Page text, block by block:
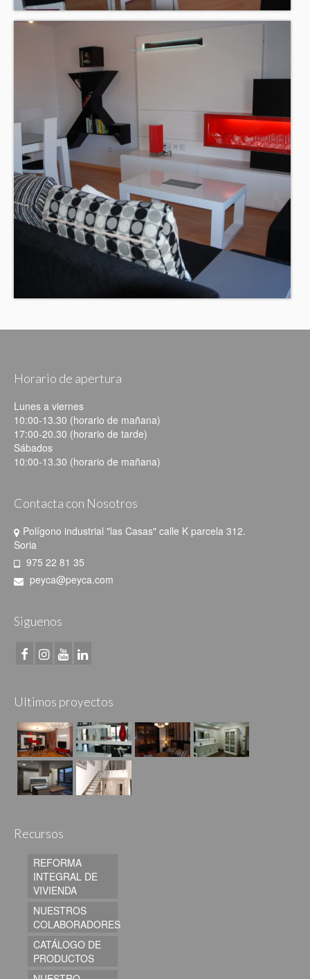
Horario de apertura
Lunes a viernes
10:00-13.30 (horario de mañana)
17:00-20.30 (horario de tarde)
Sábados
10:00-13.30 (horario de mañana)
Contacta con Nosotros
Polígono industrial "las Casas" calle K parcela 312.
Soria
975 22 81 35
peyca@peyca.com
Siguenos
Ultimos proyectos
Recursos
REFORMA
INTEGRAL DE
VIVIENDA
NUESTROS
COLABORADORES
CATÁLOGO DE
PRODUCTOS